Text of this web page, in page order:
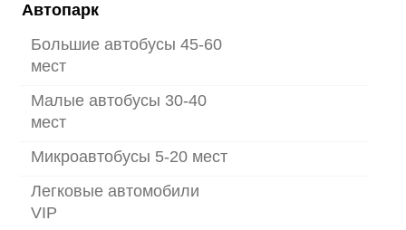
Автопарк
Большие автобусы 45-60
мест
Малые автобусы 30-40
мест
Микроавтобусы 5-20 мест
Легковые автомобили
VIP